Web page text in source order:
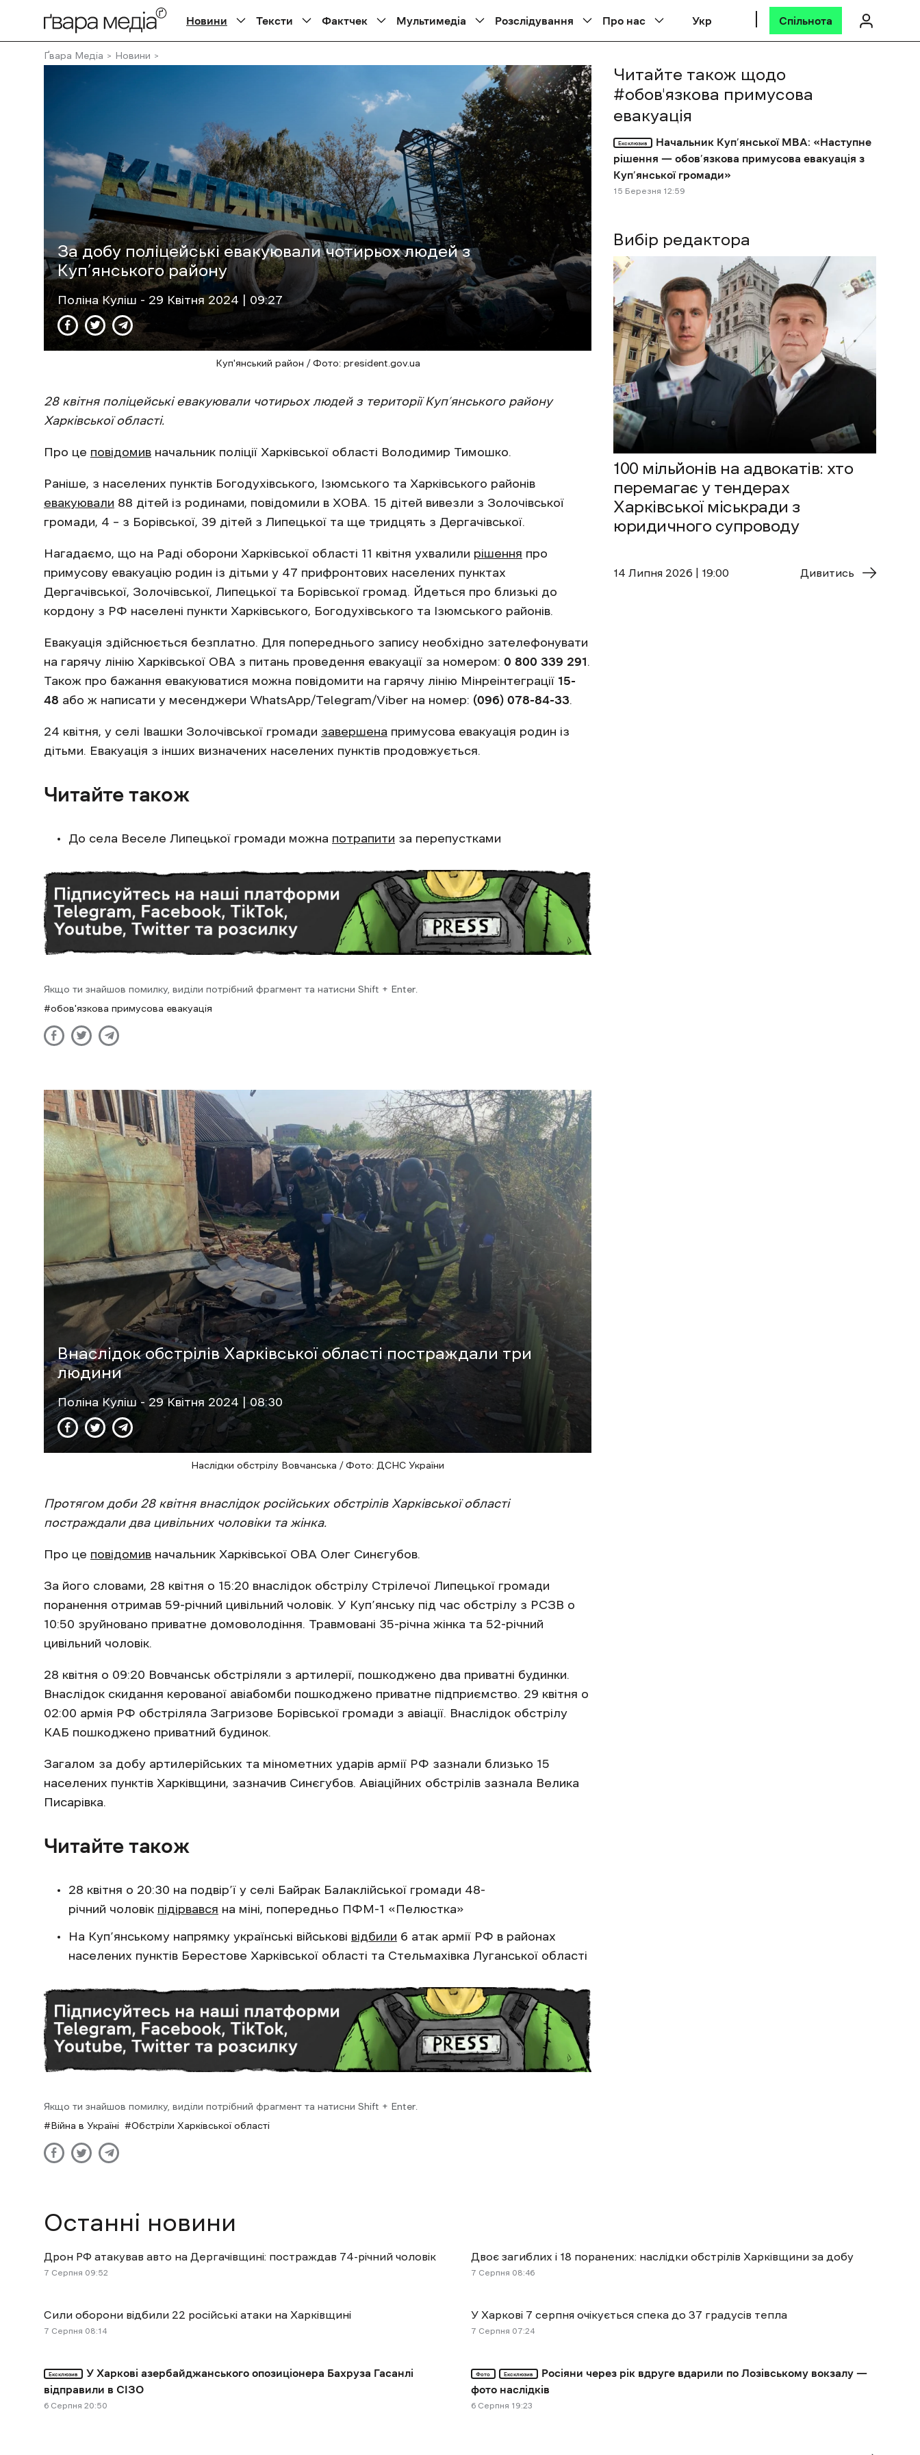
Новини Тексти Фактчек Мультимедіа Розслідування Про нас Укр Спільнота
Ґвара Медіа Новини
За добу поліцейські евакуювали чотирьох людей з
Куп’янського району
Поліна Куліш - 29 Квітня 2024 | 09:27
Куп'янський район / Фото: president.gov.ua
28 квітня поліцейські евакуювали чотирьох людей з території Куп’янського району
Харківської області.
Про це повідомив начальник поліції Харківської області Володимир Тимошко.
Раніше, з населених пунктів Богодухівського, Ізюмського та Харківського районів
евакуювали 88 дітей із родинами, повідомили в ХОВА. 15 дітей вивезли з Золочівської
громади, 4 – з Борівської, 39 дітей з Липецької та ще тридцять з Дергачівської.
Нагадаємо, що на Раді оборони Харківської області 11 квітня ухвалили рішення про
примусову евакуацію родин із дітьми у 47 прифронтових населених пунктах
Дергачівської, Золочівської, Липецької та Борівської громад. Йдеться про близькі до
кордону з РФ населені пункти Харківського, Богодухівського та Ізюмського районів.
Евакуація здійснюється безплатно. Для попереднього запису необхідно зателефонувати
на гарячу лінію Харківської ОВА з питань проведення евакуації за номером: 0 800 339 291.
Також про бажання евакуюватися можна повідомити на гарячу лінію Мінреінтеграції 15-
48 або ж написати у месенджери WhatsApp/Telegram/Viber на номер: (096) 078-84-33.
24 квітня, у селі Івашки Золочівської громади завершена примусова евакуація родин із
дітьми. Евакуація з інших визначених населених пунктів продовжується.
Читайте також
До села Веселе Липецької громади можна потрапити за перепустками
Якщо ти знайшов помилку, виділи потрібний фрагмент та натисни Shift + Enter.
обов'язкова примусова евакуація
Внаслідок обстрілів Харківської області постраждали три
людини
Поліна Куліш- 29 Квітня 2024 | 08:30
Наслідки обстрілу Вовчанська / Фото: ДСНС України
Протягом доби 28 квітня внаслідок російських обстрілів Харківської області
постраждали два цивільних чоловіки та жінка.
Про це повідомив начальник Харківської ОВА Олег Синєгубов.
За його словами, 28 квітня о 15:20 внаслідок обстрілу Стрілечої Липецької громади
поранення отримав 59-річний цивільний чоловік. У Куп’янську під час обстрілу з РСЗВ о
10:50 зруйновано приватне домоволодіння. Травмовані 35-річна жінка та 52-річний
цивільний чоловік.
28 квітня о 09:20 Вовчанськ обстріляли з артилерії, пошкоджено два приватні будинки.
Внаслідок скидання керованої авіабомби пошкоджено приватне підприємство. 29 квітня о
02:00 армія РФ обстріляла Загризове Борівської громади з авіації. Внаслідок обстрілу
КАБ пошкоджено приватний будинок.
Загалом за добу артилерійських та мінометних ударів армії РФ зазнали близько 15
населених пунктів Харківщини, зазначив Синєгубов. Авіаційних обстрілів зазнала Велика
Писарівка.
Читайте також
28 квітня о 20:30 на подвір’ї у селі Байрак Балаклійської громади 48-
річний чоловік підірвався на міні, попередньо ПФМ-1 «Пелюстка»
На Куп’янському напрямку українські військові відбили 6 атак армії РФ в районах
населених пунктів Берестове Харківської області та Стельмахівка Луганської області
Якщо ти знайшов помилку, виділи потрібний фрагмент та натисни Shift + Enter.
Війна в Україні
Обстріли Харківської області
Вибір редактора
100 мільйонів на адвокатів: хто
перемагає у тендерах
Харківської міськради з
юридичного супроводу
14 Липня 2026 | 19:00 Дивитись
Читайте також щодо
#обов'язкова примусова
евакуація
Ексклюзив
Начальник Куп’янської МВА: «Наступне
рішення — обов’язкова примусова евакуація з
Куп’янської громади»
15 Березня 12:59
Останні новини
Дрон РФ атакував авто на Дергачівщині: постраждав 74-річний чоловік
7 Cерпня 09:52
Двоє загиблих і 18 поранених: наслідки обстрілів Харківщини за добу
7 Cерпня 08:46
Сили оборони відбили 22 російські атаки на Харківщині
7 Cерпня 08:14
У Харкові 7 серпня очікується спека до 37 градусів тепла
7 Cерпня 07:24
Ексклюзив
У Харкові азербайджанського опозиціонера Бахруза Гасанлі
відправили в СІЗО
6 Cерпня 20:50
Фото Ексклюзив
Росіяни через рік вдруге вдарили по Лозівському вокзалу —
фото наслідків
6 Cерпня 19:23